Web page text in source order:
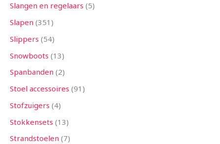
Slangen en regelaars 5
Slapen 351
Slippers 54
Snowboots 13
Spanbanden 2
Stoel accessoires 91
Stofzuigers 4
Stokkensets 13
Strandstoelen 7